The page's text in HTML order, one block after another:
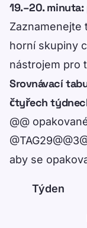
19.–20.
Zaznamenejte
horní skupiny
nástrojem pro
Srovnávací
čtyřech
@@
aby se
Týden